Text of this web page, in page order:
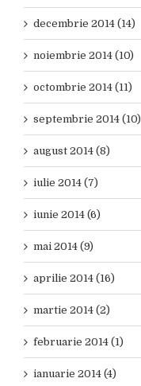
decembrie 2014 (14)
noiembrie 2014 (10)
octombrie 2014 (11)
septembrie 2014 (10)
august 2014 (8)
iulie 2014 (7)
iunie 2014 (6)
mai 2014 (9)
aprilie 2014 (16)
martie 2014 (2)
februarie 2014 (1)
ianuarie 2014 (4)